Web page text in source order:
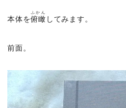
本体を俯瞰
ふかん
してみます。
前面。